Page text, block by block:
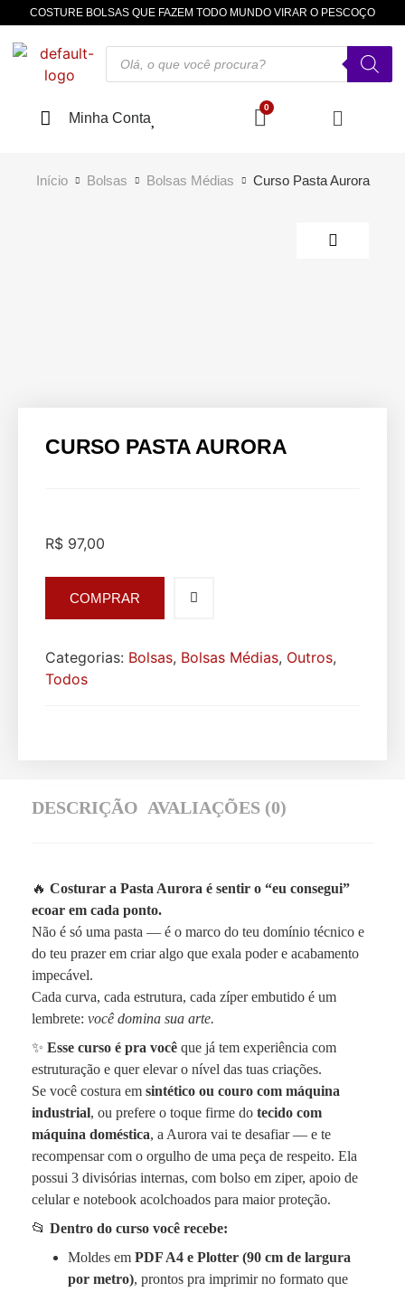
COSTURE BOLSAS QUE FAZEM TODO MUNDO VIRAR O PESCOÇO
Minha Conta
Início Bolsas Bolsas Médias Curso Pasta Aurora
CURSO PASTA AURORA
R$ 97,00
COMPRAR
Categorias: Bolsas, Bolsas Médias, Outros,
Todos
DESCRIÇÃO AVALIAÇÕES (0)
🔥 Costurar a Pasta Aurora é sentir o “eu consegui”
ecoar em cada ponto.
Não é só uma pasta — é o marco do teu domínio técnico e
do teu prazer em criar algo que exala poder e acabamento
impecável.
Cada curva, cada estrutura, cada zíper embutido é um
lembrete: você domina sua arte.
✨ Esse curso é pra você que já tem experiência com
estruturação e quer elevar o nível das tuas criações.
Se você costura em sintético ou couro com máquina
industrial, ou prefere o toque firme do tecido com
máquina doméstica, a Aurora vai te desafiar — e te
recompensar com o orgulho de uma peça de respeito. Ela
possui 3 divisórias internas, com bolso em ziper, apoio de
celular e notebook acolchoados para maior proteção.
📂 Dentro do curso você recebe:
Moldes em PDF A4 e Plotter (90 cm de largura
por metro), prontos pra imprimir no formato que